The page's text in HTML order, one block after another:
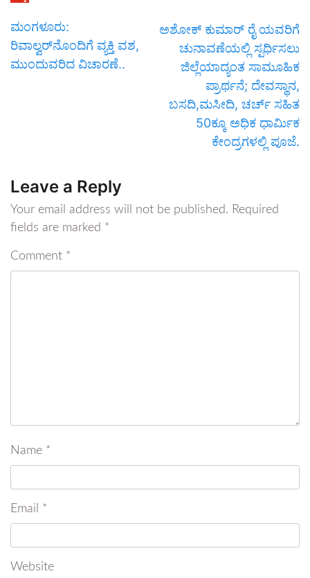
ಮಂಗಳೂರು:
ರಿವಾಲ್ವರ್‌ನೊಂದಿಗೆ ವ್ಯಕ್ತಿ ವಶ,
ಮುಂದುವರಿದ ವಿಚಾರಣೆ..
ಅಶೋಕ್ ಕುಮಾರ್ ರೈ ಯವರಿಗೆ
ಚುನಾವಣೆಯಲ್ಲಿ ಸ್ಪರ್ಧಿಸಲು
ಜಿಲ್ಲೆಯಾದ್ಯಂತ ಸಾಮೂಹಿಕ
ಪ್ರಾರ್ಥನೆ; ದೇವಸ್ಥಾನ,
ಬಸದಿ,ಮಸೀದಿ, ಚರ್ಚ್ ಸಹಿತ
50ಕ್ಕೂ ಅಧಿಕ ಧಾರ್ಮಿಕ
ಕೇಂದ್ರಗಳಲ್ಲಿ ಪೂಜೆ.
Leave a Reply
Your email address will not be published. Required
fields are marked *
Comment *
Name *
Email *
Website